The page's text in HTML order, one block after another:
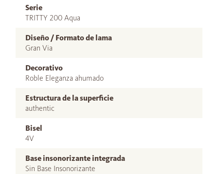
Serie
TRITTY 200 Aqua
Diseño / Formato de lama
Gran Via
Decorativo
Roble Eleganza ahumado
Estructura de la superficie
authentic
Bisel
4V
Base insonorizante integrada
Sin Base Insonorizante